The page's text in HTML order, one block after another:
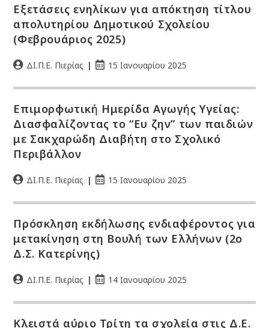
Eξετάσεις ενηλίκων για απόκτηση τίτλου
απολυτηρίου Δημοτικού Σχολείου
(Φεβρουάριος 2025)
ΔΙ.Π.Ε. Πιερίας 15 Ιανουαρίου 2025
Επιμορφωτική Ημερίδα Αγωγής Υγείας:
Διασφαλίζοντας το “Ευ ζην” των παιδιών
με Σακχαρώδη Διαβήτη στο Σχολικό
Περιβάλλον
ΔΙ.Π.Ε. Πιερίας 15 Ιανουαρίου 2025
Πρόσκληση εκδήλωσης ενδιαφέροντος για
μετακίνηση στη Βουλή των Ελλήνων (2ο
Δ.Σ. Κατερίνης)
ΔΙ.Π.Ε. Πιερίας 14 Ιανουαρίου 2025
Κλειστά αύριο Τρίτη τα σχολεία στις Δ.Ε.